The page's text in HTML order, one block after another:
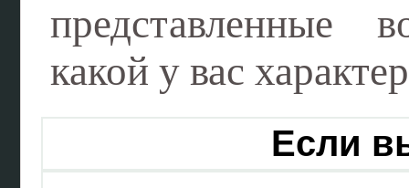
представленные
какой у вас
Если